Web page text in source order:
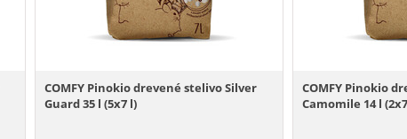
COMFY Pinokio drevené stelivo Silver
Guard 35 l (5x7 l)
COMFY Pinokio
Camomile 14 l